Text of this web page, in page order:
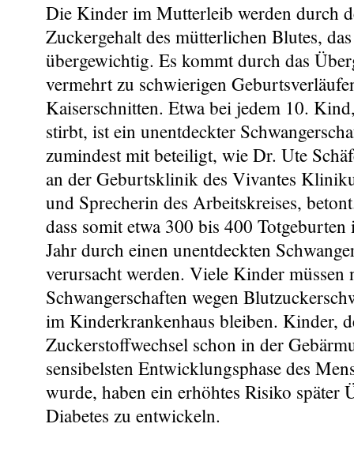
Die Kinder im Mutterleib werden durch
Zuckergehalt des mütterlichen Blutes,
übergewichtig. Es kommt durch das
vermehrt zu schwierigen
Kaiserschnitten. Etwa bei jedem 10.
stirbt, ist ein unentdeckter
zumindest mit beteiligt, wie Dr. Ute
an der Geburtsklinik des Vivantes
und Sprecherin des Arbeitskreises,
dass somit etwa 300 bis 400
Jahr durch einen unentdeckten
verursacht werden. Viele Kinder müssen
Schwangerschaften wegen
im Kinderkrankenhaus bleiben. Kinder,
Zuckerstoffwechsel schon in der
sensibelsten Entwicklungsphase des
wurde, haben ein erhöhtes Risiko später
Diabetes zu entwickeln.